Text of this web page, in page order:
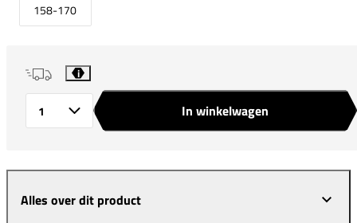
158-170
i
In winkelwagen
Alles over dit product